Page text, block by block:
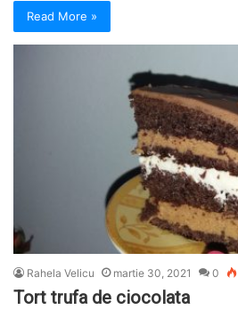
Read More »
Rahela Velicu martie 30, 2021 0
Tort trufa de ciocolata